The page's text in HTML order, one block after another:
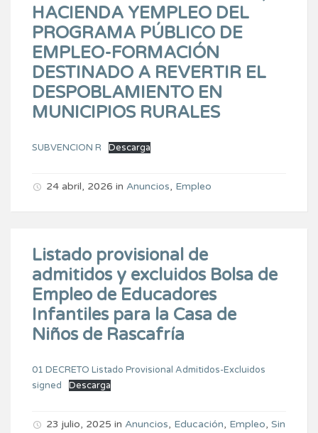
HACIENDA YEMPLEO DEL
PROGRAMA PÚBLICO DE
EMPLEO-FORMACIÓN
DESTINADO A REVERTIR EL
DESPOBLAMIENTO EN
MUNICIPIOS RURALES
SUBVENCION R Descarga
24 abril, 2026 in Anuncios, Empleo
Listado provisional de
admitidos y excluidos Bolsa de
Empleo de Educadores
Infantiles para la Casa de
Niños de Rascafría
01 DECRETO Listado Provisional Admitidos-Excluidos
signed
Descarga
23 julio, 2025 in Anuncios, Educación, Empleo, Sin